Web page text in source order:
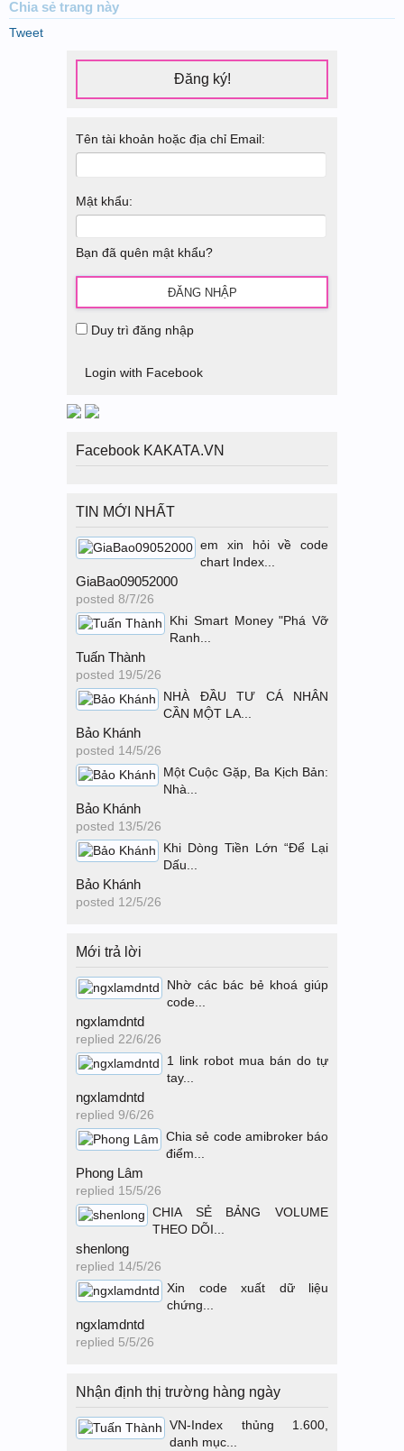
Chia sẻ trang này
Tweet
Đăng ký!
Tên tài khoản hoặc địa chỉ Email:
Mật khẩu:
Bạn đã quên mật khẩu?
Duy trì đăng nhập
Login with Facebook
Facebook KAKATA.VN
TIN MỚI NHẤT
em xin hỏi về code
chart Index...
GiaBao09052000
posted 8/7/26
Khi Smart Money "Phá Vỡ
Ranh...
Tuấn Thành
posted 19/5/26
NHÀ ĐẦU TƯ CÁ NHÂN
CẦN MỘT LA...
Bảo Khánh
posted 14/5/26
Một Cuộc Gặp, Ba Kịch Bản:
Nhà...
Bảo Khánh
posted 13/5/26
Khi Dòng Tiền Lớn “Để Lại
Dấu...
Bảo Khánh
posted 12/5/26
Mới trả lời
Nhờ các bác bẻ khoá giúp
code...
ngxlamdntd
replied 22/6/26
1 link robot mua bán do tự
tay...
ngxlamdntd
replied 9/6/26
Chia sẻ code amibroker báo
điểm...
Phong Lâm
replied 15/5/26
CHIA SẺ BẢNG VOLUME
THEO DÕI...
shenlong
replied 14/5/26
Xin code xuất dữ liệu
chứng...
ngxlamdntd
replied 5/5/26
Nhận định thị trường hàng ngày
VN-Index thủng 1.600,
danh mục...